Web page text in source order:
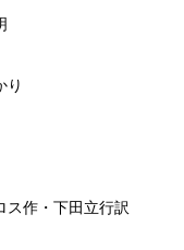
り
作・下田立行訳